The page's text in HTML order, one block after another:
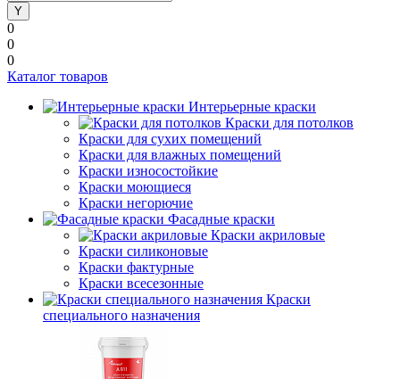
0
0
0
Каталог товаров
Интерьерные краски
Краски для потолков
Краски для сухих помещений
Краски для влажных помещений
Краски износостойкие
Краски моющиеся
Краски негорючие
Фасадные краски
Краски акриловые
Краски силиконовые
Краски фактурные
Краски всесезонные
Краски
специального назначения